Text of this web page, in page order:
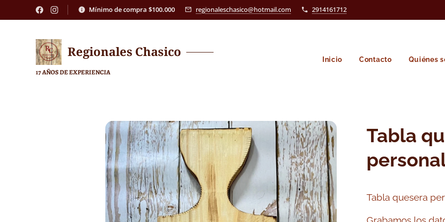
Mínimo de compra $100.000 regionaleschasico@hotmail.com 2914161712
Regionales Chasico
17 AÑOS DE EXPERIENCIA
Inicio Contacto Quiénes
Tabla
Tabla quesera